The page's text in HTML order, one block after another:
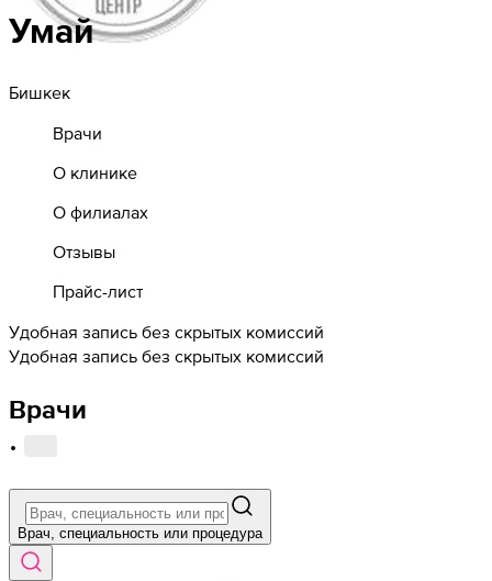
Умай
Бишкек
Врачи
О клинике
О филиалах
Отзывы
Прайс-лист
Удобная запись без скрытых комиссий
Удобная запись без скрытых комиссий
Врачи
·
Врач, специальность или процедура